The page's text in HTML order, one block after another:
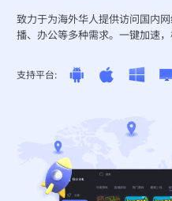
致力于为海外华人提供访问国内
播、办公等多种需求。一键加速，
支持平台: